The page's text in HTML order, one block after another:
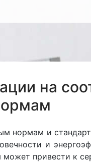
на
нормам и
и
привести к